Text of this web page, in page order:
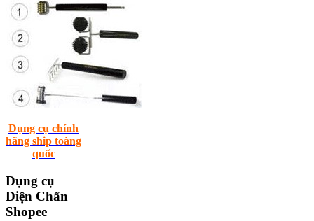
Dụng cụ chính
hãng ship toàng
quốc
Dụng cụ
Diện Chẩn
Shopee